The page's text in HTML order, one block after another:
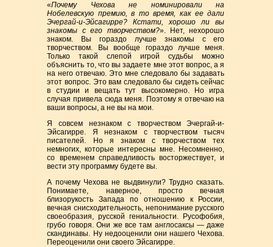
«Почему Чехова не номинировали на
Нобелевскую премию, в то время, как ее дали
Эчергай-и-Эйсагирре? Кстати, хорошо ли вы
знакомы с его творчеством?». Нет, нехорошо
знаком. Вы гораздо лучше знакомы с его
творчеством. Вы вообще гораздо лучше меня.
Только такой слепой игрой судьбы можно
объяснить то, что вы задаете мне этот вопрос, а я
на него отвечаю. Это мне следовало бы задавать
этот вопрос. Это вам следовало бы сидеть сейчас
в студии и вещать тут высокомерно. Но игра
случая привела сюда меня. Поэтому я отвечаю на
ваши вопросы, а не вы на мои.
Я совсем незнаком с творчеством Эчергай-и-
Эйсагирре. Я незнаком с творчеством тысяч
писателей. Но я знаком с творчеством тех
немногих, которые интересны мне. Несомненно,
со временем справедливость восторжествует, и
вести эту программу будете вы.
А почему Чехова не выдвинули? Трудно сказать.
Понимаете, наверное, просто вечная
близорукость Запада по отношению к России,
вечная снисходительность, непонимание русского
своеобразия, русской гениальности. Русофобия,
грубо говоря. Они же все там англосаксы — даже
скандинавы. Ну недооценили они нашего Чехова.
Переоценили они своего Эйсагирре.